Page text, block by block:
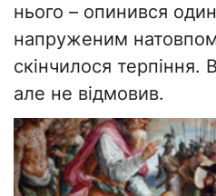
нього – опинився
напруженим
скінчилося терпіння.
але не відмовив.